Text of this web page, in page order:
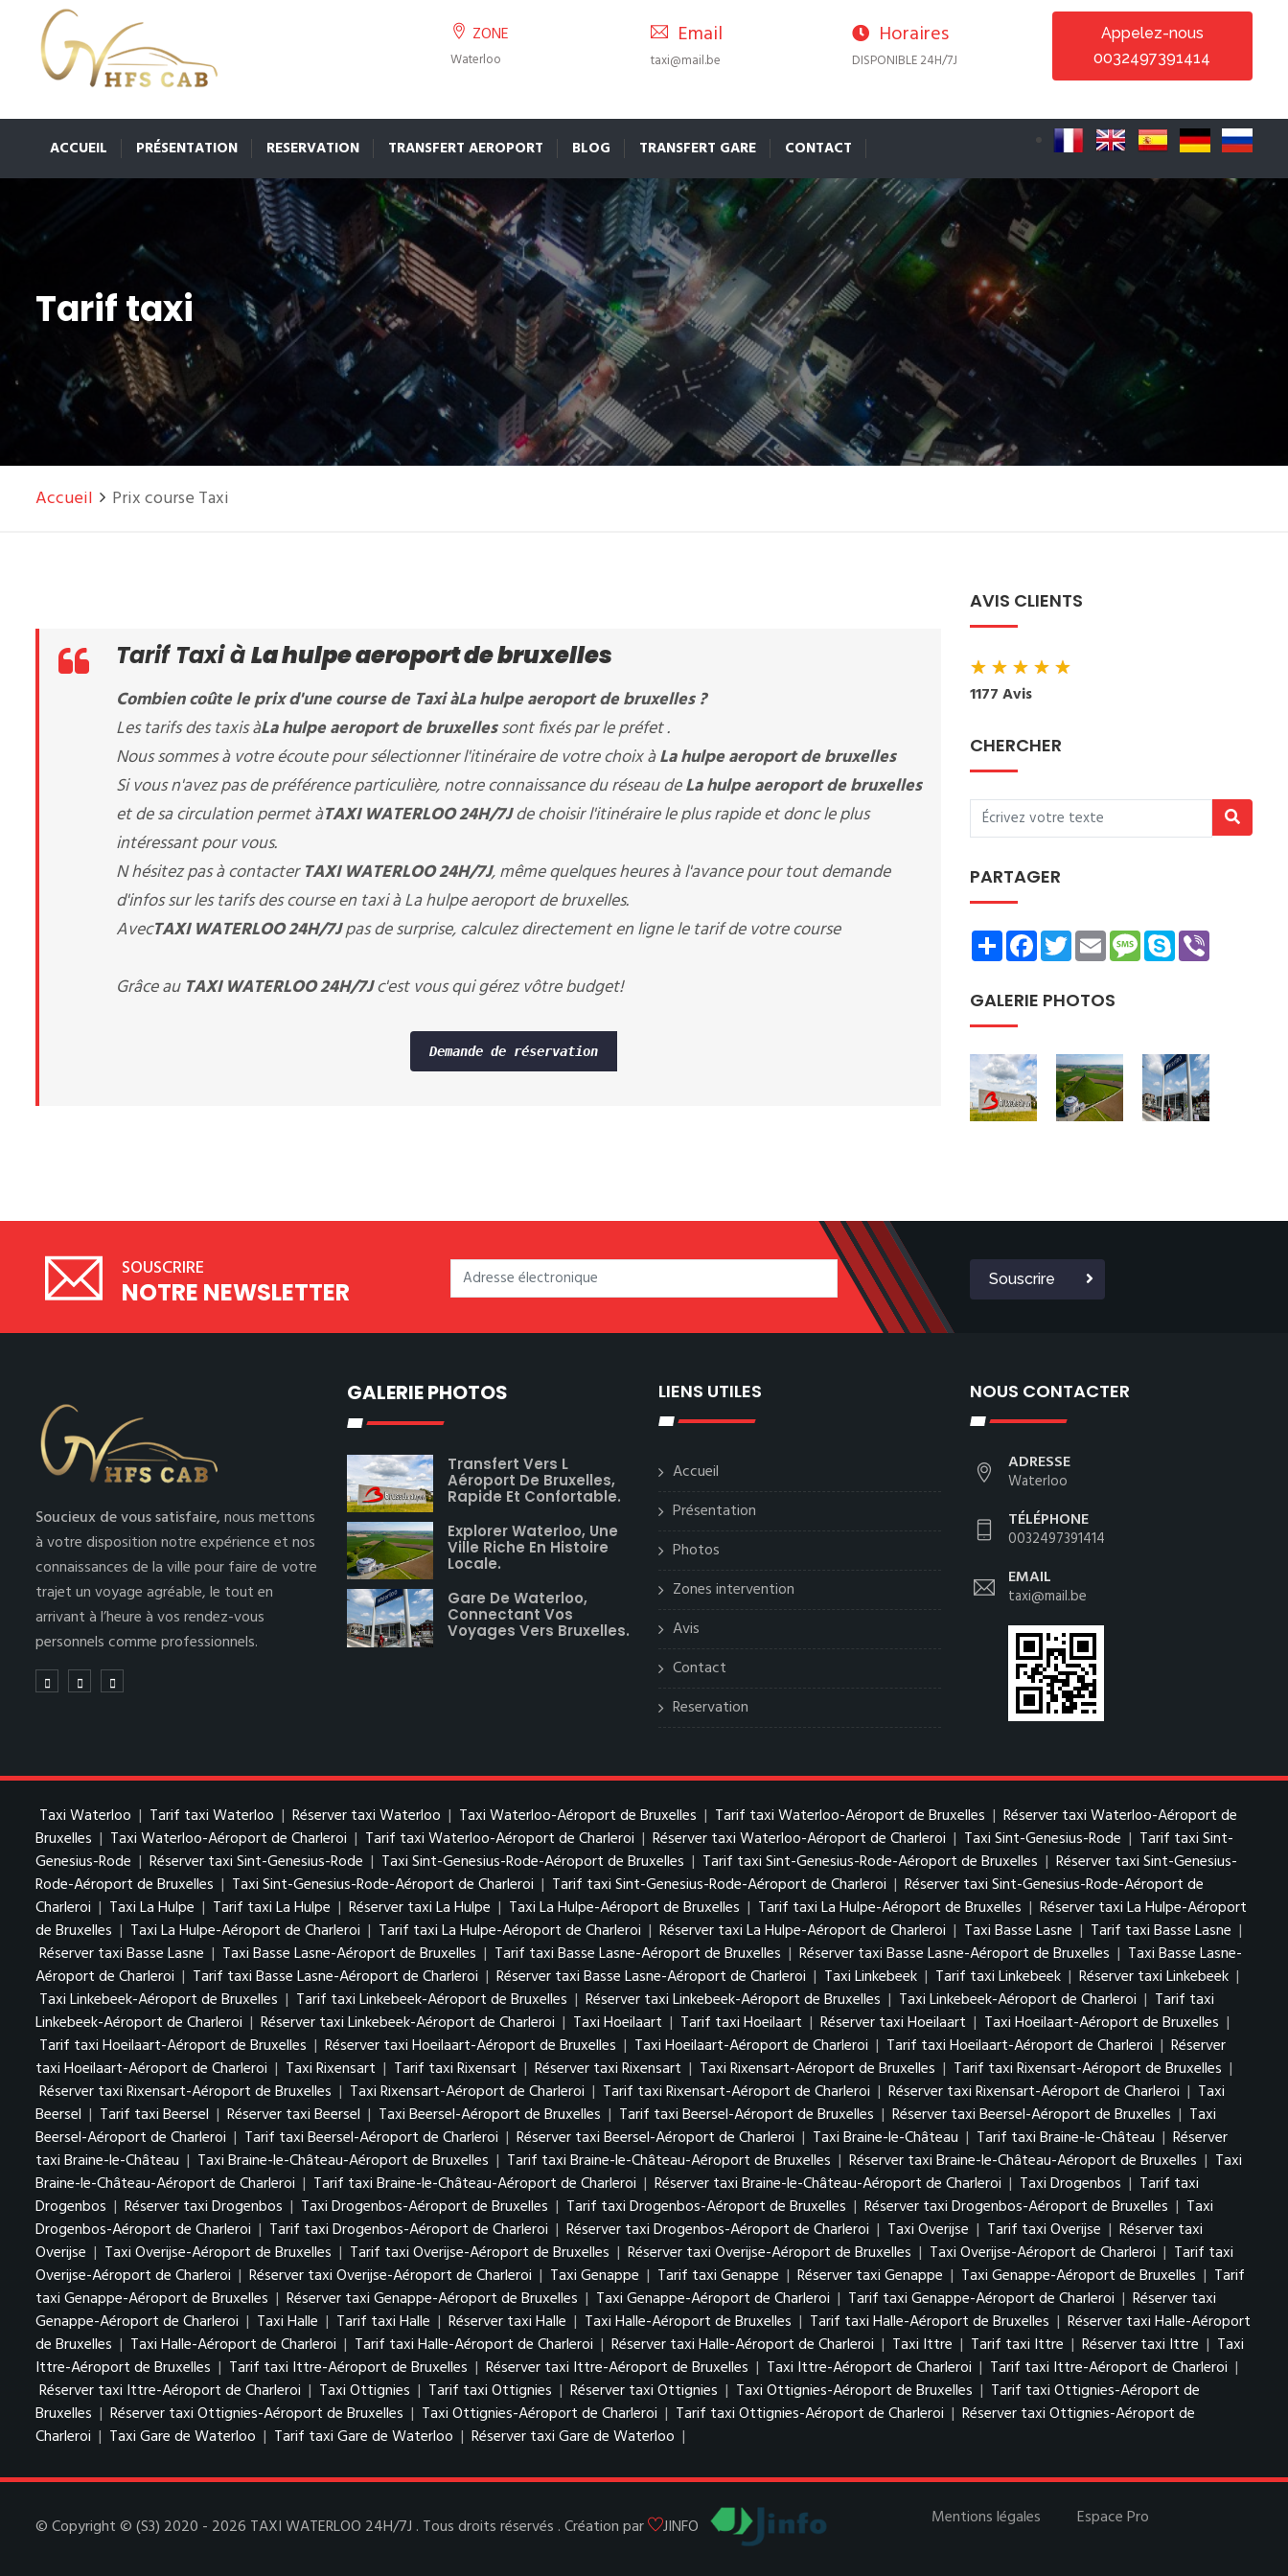
ZONE
Waterloo
Email
taxi@mail.be
Horaires
DISPONIBLE 24H/7J
Appelez-nous
0032497391414
ACCUEIL PRÉSENTATION RESERVATION TRANSFERT AEROPORT BLOG TRANSFERT GARE CONTACT
Tarif taxi
Accueil Prix course Taxi
Tarif Taxi àLa hulpe aeroport de bruxelles
Combien coûte le prix d'une course de Taxi àLa hulpe aeroport de bruxelles?
Les tarifs des taxis àLa hulpe aeroport de bruxellessont fixés par le préfet .
Nous sommes à votre écoute pour sélectionner l'itinéraire de votre choix àLa hulpe aeroport de bruxelles
Si vous n'avez pas de préférence particulière, notre connaissance du réseau deLa hulpe aeroport de bruxelles
et de sa circulation permet àTAXI WATERLOO 24H/7Jde choisir l'itinéraire le plus rapide et donc le plus
intéressant pour vous.
N hésitez pas à contacterTAXI WATERLOO 24H/7J, même quelques heures à l'avance pour tout demande
d'infos sur les tarifs des course en taxi à La hulpe aeroport de bruxelles.
AvecTAXI WATERLOO 24H/7Jpas de surprise, calculez directement en ligne le tarif de votre course
Grâce au TAXI WATERLOO 24H/7Jc'est vous qui gérez vôtre budget!
Demande de réservation
AVIS CLIENTS
★★★★★
1177 Avis
CHERCHER
PARTAGER
ShareFacebookTwitterEmailMessage
Skype
GALERIE PHOTOS
SOUSCRIRE
NOTRE NEWSLETTER Souscrire
Soucieux de vous satisfaire,nous mettons
à votre disposition notre expérience et nos
connaissances de la ville pour faire de votre
trajet un voyage agréable, le tout en
arrivant à l’heure à vos rendez-vous
personnels comme professionnels.
GALERIE PHOTOS
Transfert Vers L
Aéroport De Bruxelles,
Rapide Et Confortable.
Explorer Waterloo, Une
Ville Riche En Histoire
Locale.
Gare De Waterloo,
Connectant Vos
Voyages Vers Bruxelles.
LIENS UTILES
Accueil
Présentation
Photos
Zones intervention
Avis
Contact
Reservation
NOUS CONTACTER
ADRESSE
Waterloo
TÉLÉPHONE
0032497391414
EMAIL
taxi@mail.be
Taxi Waterloo | Tarif taxi Waterloo | Réserver taxi Waterloo | Taxi Waterloo-Aéroport de Bruxelles | Tarif taxi Waterloo-Aéroport de Bruxelles | Réserver taxi Waterloo-Aéroport de
Bruxelles | Taxi Waterloo-Aéroport de Charleroi | Tarif taxi Waterloo-Aéroport de Charleroi | Réserver taxi Waterloo-Aéroport de Charleroi | Taxi Sint-Genesius-Rode | Tarif taxi Sint-
Genesius-Rode | Réserver taxi Sint-Genesius-Rode | Taxi Sint-Genesius-Rode-Aéroport de Bruxelles | Tarif taxi Sint-Genesius-Rode-Aéroport de Bruxelles | Réserver taxi Sint-Genesius-
Rode-Aéroport de Bruxelles | Taxi Sint-Genesius-Rode-Aéroport de Charleroi | Tarif taxi Sint-Genesius-Rode-Aéroport de Charleroi | Réserver taxi Sint-Genesius-Rode-Aéroport de
Charleroi | Taxi La Hulpe | Tarif taxi La Hulpe | Réserver taxi La Hulpe | Taxi La Hulpe-Aéroport de Bruxelles | Tarif taxi La Hulpe-Aéroport de Bruxelles | Réserver taxi La Hulpe-Aéroport
de Bruxelles | Taxi La Hulpe-Aéroport de Charleroi | Tarif taxi La Hulpe-Aéroport de Charleroi | Réserver taxi La Hulpe-Aéroport de Charleroi | Taxi Basse Lasne | Tarif taxi Basse Lasne |
Réserver taxi Basse Lasne | Taxi Basse Lasne-Aéroport de Bruxelles | Tarif taxi Basse Lasne-Aéroport de Bruxelles | Réserver taxi Basse Lasne-Aéroport de Bruxelles | Taxi Basse Lasne-
Aéroport de Charleroi | Tarif taxi Basse Lasne-Aéroport de Charleroi | Réserver taxi Basse Lasne-Aéroport de Charleroi | Taxi Linkebeek | Tarif taxi Linkebeek | Réserver taxi Linkebeek |
Taxi Linkebeek-Aéroport de Bruxelles | Tarif taxi Linkebeek-Aéroport de Bruxelles | Réserver taxi Linkebeek-Aéroport de Bruxelles | Taxi Linkebeek-Aéroport de Charleroi | Tarif taxi
Linkebeek-Aéroport de Charleroi | Réserver taxi Linkebeek-Aéroport de Charleroi | Taxi Hoeilaart | Tarif taxi Hoeilaart | Réserver taxi Hoeilaart | Taxi Hoeilaart-Aéroport de Bruxelles |
Tarif taxi Hoeilaart-Aéroport de Bruxelles | Réserver taxi Hoeilaart-Aéroport de Bruxelles | Taxi Hoeilaart-Aéroport de Charleroi | Tarif taxi Hoeilaart-Aéroport de Charleroi | Réserver
taxi Hoeilaart-Aéroport de Charleroi | Taxi Rixensart | Tarif taxi Rixensart | Réserver taxi Rixensart | Taxi Rixensart-Aéroport de Bruxelles | Tarif taxi Rixensart-Aéroport de Bruxelles |
Réserver taxi Rixensart-Aéroport de Bruxelles | Taxi Rixensart-Aéroport de Charleroi | Tarif taxi Rixensart-Aéroport de Charleroi | Réserver taxi Rixensart-Aéroport de Charleroi | Taxi
Beersel | Tarif taxi Beersel | Réserver taxi Beersel | Taxi Beersel-Aéroport de Bruxelles | Tarif taxi Beersel-Aéroport de Bruxelles | Réserver taxi Beersel-Aéroport de Bruxelles | Taxi
Beersel-Aéroport de Charleroi | Tarif taxi Beersel-Aéroport de Charleroi | Réserver taxi Beersel-Aéroport de Charleroi | Taxi Braine-le-Château | Tarif taxi Braine-le-Château | Réserver
taxi Braine-le-Château | Taxi Braine-le-Château-Aéroport de Bruxelles | Tarif taxi Braine-le-Château-Aéroport de Bruxelles | Réserver taxi Braine-le-Château-Aéroport de Bruxelles | Taxi
Braine-le-Château-Aéroport de Charleroi | Tarif taxi Braine-le-Château-Aéroport de Charleroi | Réserver taxi Braine-le-Château-Aéroport de Charleroi | Taxi Drogenbos | Tarif taxi
Drogenbos | Réserver taxi Drogenbos | Taxi Drogenbos-Aéroport de Bruxelles | Tarif taxi Drogenbos-Aéroport de Bruxelles | Réserver taxi Drogenbos-Aéroport de Bruxelles | Taxi
Drogenbos-Aéroport de Charleroi | Tarif taxi Drogenbos-Aéroport de Charleroi | Réserver taxi Drogenbos-Aéroport de Charleroi | Taxi Overijse | Tarif taxi Overijse | Réserver taxi
Overijse | Taxi Overijse-Aéroport de Bruxelles | Tarif taxi Overijse-Aéroport de Bruxelles | Réserver taxi Overijse-Aéroport de Bruxelles | Taxi Overijse-Aéroport de Charleroi | Tarif taxi
Overijse-Aéroport de Charleroi | Réserver taxi Overijse-Aéroport de Charleroi | Taxi Genappe | Tarif taxi Genappe | Réserver taxi Genappe | Taxi Genappe-Aéroport de Bruxelles | Tarif
taxi Genappe-Aéroport de Bruxelles | Réserver taxi Genappe-Aéroport de Bruxelles | Taxi Genappe-Aéroport de Charleroi | Tarif taxi Genappe-Aéroport de Charleroi | Réserver taxi
Genappe-Aéroport de Charleroi | Taxi Halle | Tarif taxi Halle | Réserver taxi Halle | Taxi Halle-Aéroport de Bruxelles | Tarif taxi Halle-Aéroport de Bruxelles | Réserver taxi Halle-Aéroport
de Bruxelles | Taxi Halle-Aéroport de Charleroi | Tarif taxi Halle-Aéroport de Charleroi | Réserver taxi Halle-Aéroport de Charleroi | Taxi Ittre | Tarif taxi Ittre | Réserver taxi Ittre | Taxi
Ittre-Aéroport de Bruxelles | Tarif taxi Ittre-Aéroport de Bruxelles | Réserver taxi Ittre-Aéroport de Bruxelles | Taxi Ittre-Aéroport de Charleroi | Tarif taxi Ittre-Aéroport de Charleroi |
Réserver taxi Ittre-Aéroport de Charleroi | Taxi Ottignies | Tarif taxi Ottignies | Réserver taxi Ottignies | Taxi Ottignies-Aéroport de Bruxelles | Tarif taxi Ottignies-Aéroport de
Bruxelles | Réserver taxi Ottignies-Aéroport de Bruxelles | Taxi Ottignies-Aéroport de Charleroi | Tarif taxi Ottignies-Aéroport de Charleroi | Réserver taxi Ottignies-Aéroport de
Charleroi | Taxi Gare de Waterloo | Tarif taxi Gare de Waterloo | Réserver taxi Gare de Waterloo |
© Copyright © (S3) 2020 - 2026 TAXI WATERLOO 24H/7J . Tous droits réservés . Création par JINFO Mentions légales Espace Pro